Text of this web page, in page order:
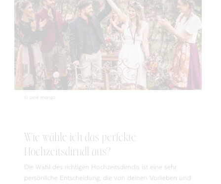
© pink mango
Wie wähle ich das perfekte
Hochzeitsdirndl aus?
Die Wahl des richtigen Hochzeitsdirndls ist eine sehr
persönliche Entscheidung, die von deinen Vorlieben und